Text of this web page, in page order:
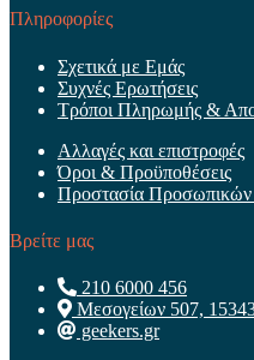
Πληροφορίες
Σχετικά με Εμάς
Συχνές Ερωτήσεις
Τρόποι Πληρωμής &
Αλλαγές και επιστροφές
Όροι & Προϋποθέσεις
Προστασία
Βρείτε μας
210 6000 456
Μεσογείων 507,
geekers.gr